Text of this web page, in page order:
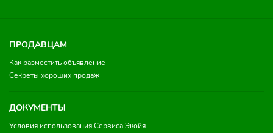
ПРОДАВЦАМ
Как разместить объявление
Секреты хороших продаж
ДОКУМЕНТЫ
Условия использования Сервиса Экойя